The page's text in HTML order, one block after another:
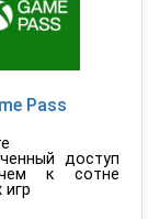
Pass
доступ
к сотне
игр